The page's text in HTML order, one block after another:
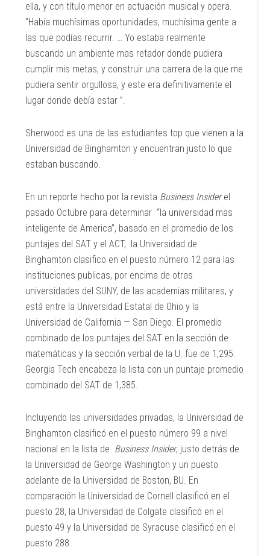
ella, y con título menor en actuación musical y opera.
“Había muchísimas oportunidades, muchísima gente a
las que podías recurrir. … Yo estaba realmente
buscando un ambiente mas retador donde pudiera
cumplir mis metas, y construir una carrera de la que me
pudiera sentir orgullosa, y este era definitivamente el
lugar donde debía estar ”.
Sherwood es una de las estudiantes top que vienen a la
Universidad de Binghamton y encuentran justo lo que
estaban buscando.
En un reporte hecho por la revista Business Insiderel
pasado Octubre para determinar “la universidad mas
inteligente de America”, basado en el promedio de los
puntajes del SAT y el ACT, la Universidad de
Binghamton clasifico en el puesto número 12 para las
instituciones publicas, por encima de otras
universidades del SUNY, de las academias militares, y
está entre la Universidad Estatal de Ohio y la
Universidad de California — San Diego. El promedio
combinado de los puntajes del SAT en la sección de
matemáticas y la sección verbal de la U. fue de 1,295.
Georgia Tech encabeza la lista con un puntaje promedio
combinado del SAT de 1,385.
Incluyendo las universidades privadas, la Universidad de
Binghamton clasificó en el puesto número 99 a nivel
nacional en la lista de Business Insider, justo detrás de
la Universidad de George Washington y un puesto
adelante de la Universidad de Boston, BU. En
comparación la Universidad de Cornell clasificó en el
puesto 28, la Universidad de Colgate clasificó en el
puesto 49 y la Universidad de Syracuse clasificó en el
puesto 288.